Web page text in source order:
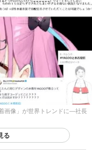
画像」が世界トレンドに―社長
る